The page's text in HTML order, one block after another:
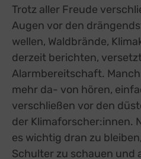
Trotz aller Freude
Augen vor den
wellen, Waldbrände,
derzeit berichten,
Alarmbereitschaft.
mehr da- von hören,
verschließen vor den
der Klimaforscher:innen.
es wichtig dran zu
Schulter zu schauen und